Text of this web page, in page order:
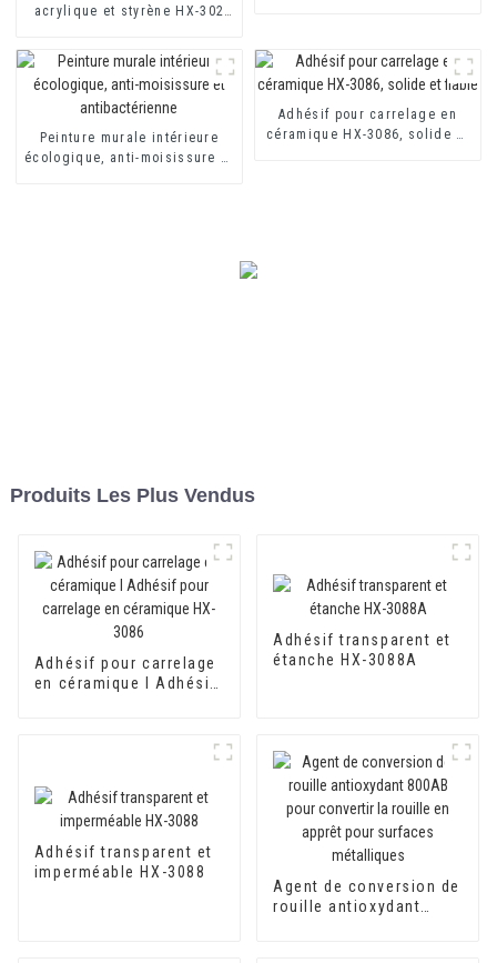
acrylique et styrène HX-302
séchage rapide
Peinture murale intérieure
écologique, anti-moisissure et
Adhésif pour carrelage en
céramique HX-3086, solide et
Produits Les Plus Vendus
Adhésif pour carrelage
en céramique I Adhésif
Adhésif transparent et
étanche HX-3088A
Adhésif transparent et
imperméable HX-3088
Agent de conversion de
rouille antioxydant